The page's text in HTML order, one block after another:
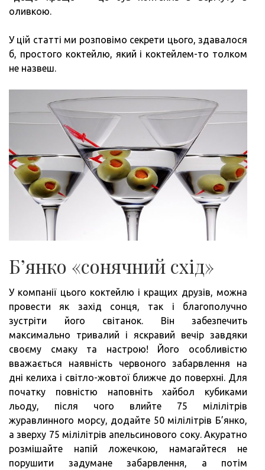
оливкою.
У цій статті ми розповімо секрети цього, здавалося
б, простого коктейлю, який і коктейлем-то толком
не назвеш.
Б’янко «сонячний схід»
У компанії цього коктейлю і кращих друзів, можна
провести як захід сонця, так і благополучно
зустріти його світанок. Він забезпечить
максимально тривалий і яскравий вечір завдяки
своєму смаку та настрою! Його особливістю
вважається наявність червоного забарвлення на
дні келиха і світло-жовтої ближче до поверхні. Для
початку повністю наповніть хайбол кубиками
льоду, після чого влийте 75 мілілітрів
журавлинного морсу, додайте 50 мілілітрів Б’янко,
а зверху 75 мілілітрів апельсинового соку. Акуратно
розмішайте напій ложечкою, намагайтеся не
порушити задумане забарвлення, а потім